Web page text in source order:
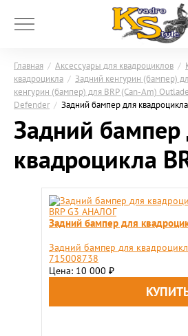
Главная / Аксессуары для квадроциклов /
квадроцикла / Задний кенгурин (бампер)
кенгурин (бампер) для BRP (Can-Am)
Defender / Задний бампер для квадроцикла
Задний бампер
квадроцикла
Задний бампер для
Задний бампер для
715008738
Цена: 10 000 ₽